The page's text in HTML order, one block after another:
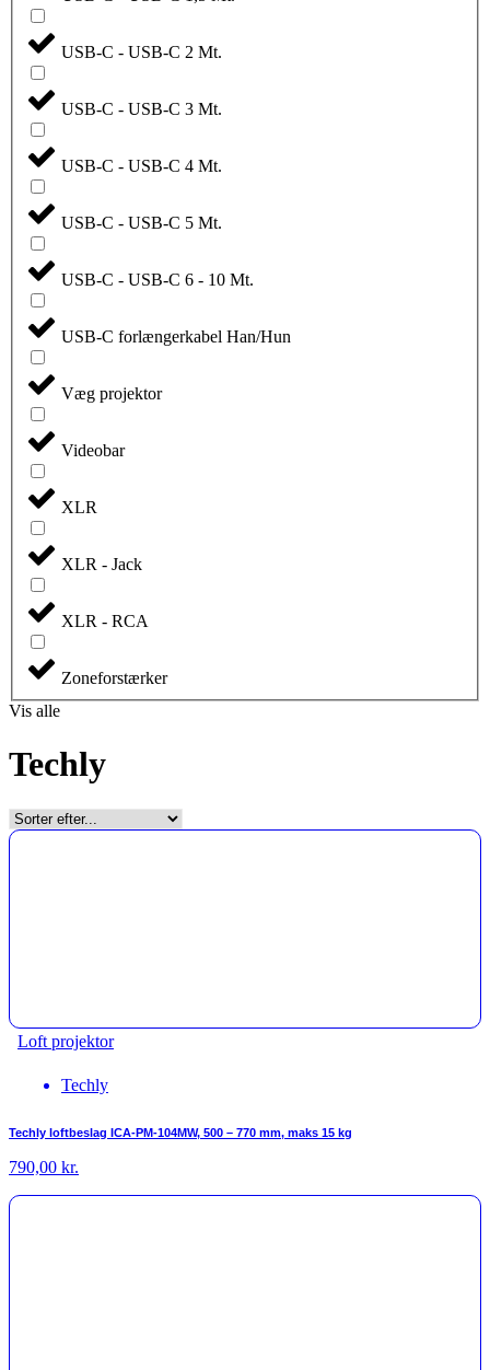
USB-C - USB-C 2 Mt.
USB-C - USB-C 3 Mt.
USB-C - USB-C 4 Mt.
USB-C - USB-C 5 Mt.
USB-C - USB-C 6 - 10 Mt.
USB-C forlængerkabel Han/Hun
Væg projektor
Videobar
XLR
XLR - Jack
XLR - RCA
Zoneforstærker
Vis alle
Techly
Loft projektor
Techly
Techly loftbeslag ICA-PM-104MW, 500 – 770 mm, maks 15 kg
790,00 kr.